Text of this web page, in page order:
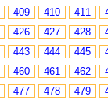
409 410 411
426 427 428
443 444 445
460 461 462
477 478 479